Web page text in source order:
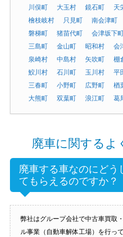
川俣町
大玉村 鏡石町 天
檜枝岐村
只見町 南会津町
磐梯町
猪苗代町 会津坂下
三島町
金山町 昭和村 会
泉崎村
中島村 矢吹町 棚
鮫川村
石川町 玉川村 平
三春町
小野町 広野町 楢
大熊町
双葉町 浪江町 葛
廃車に関するよ
廃車する車なのにどう
てもらえるのですか？
弊社はグループ会社で中古車買取
ル事業（自動車解体工場）を行っ